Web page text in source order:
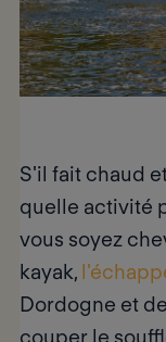
S'il fait chaud
quelle activité
vous soyez
kayak,
Dordogne et